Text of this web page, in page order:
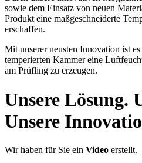
sowie dem Einsatz von neuen
Produkt eine maßgeschneiderte
erschaffen.
Mit unserer neusten Innovation ist
temperierten Kammer eine
am Prüfling zu erzeugen.
Unsere Lösung.
Unsere
Wir haben für Sie ein Video erstellt.